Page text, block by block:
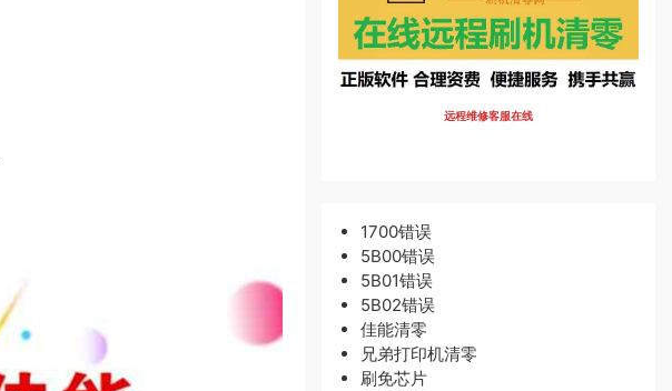
远程维修客服在线
1700错误
5B00错误
5B01错误
5B02错误
佳能清零
兄弟打印机清零
刷免芯片